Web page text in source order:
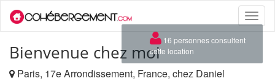
Toggle
Bienvenue chez moi
Paris, 17e Arrondissement, France, chez Daniel
×
16 personnes consultent
cette location